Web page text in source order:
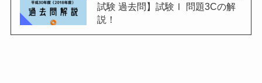
試験 過去問】試験Ⅰ 問題3Cの解
説！